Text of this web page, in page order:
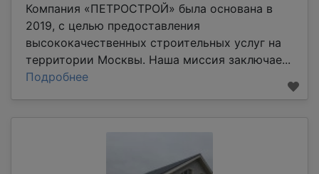
Компания «ПЕТРОСТРОЙ» была основана в
2019, с целью предоставления
высококачественных строительных услуг на
территории Москвы. Наша миссия заключае...
Подробнее